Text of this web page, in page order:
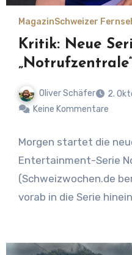
MagazinSchweizer
Kritik: Neue
Oliver Schäfer
2.
Keine Kommentare
Morgen startet die
Entertainment-Serie
(Schweizwochen.de
vorab in die Serie